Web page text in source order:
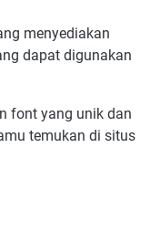
menyediakan
dapat digunakan
font yang unik dan
temukan di situs